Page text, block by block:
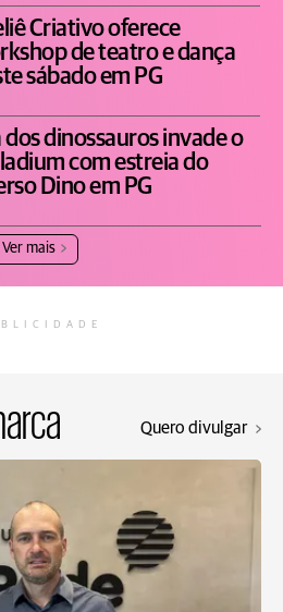
Criativo oferece
de teatro e dança
sábado em PG
dos dinossauros invade o
com estreia do
Dino em PG
Ver mais
Quero divulgar